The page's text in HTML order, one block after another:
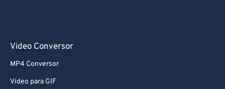
Video Conversor
MP4 Conversor
Video para GIF